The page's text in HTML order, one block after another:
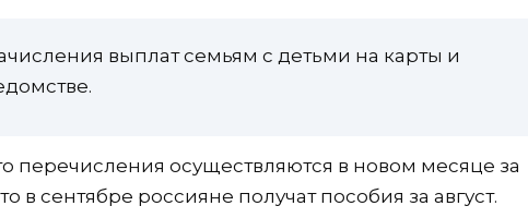
выплат семьям с детьми на карты и
перечисления осуществляются в новом месяце за
в сентябре россияне получат пособия за август.